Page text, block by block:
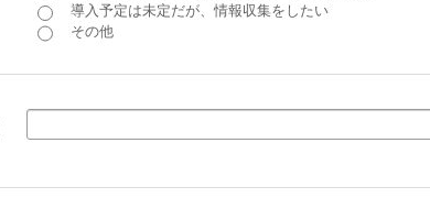
導入予定は未定だが、情報収集をしたい
その他